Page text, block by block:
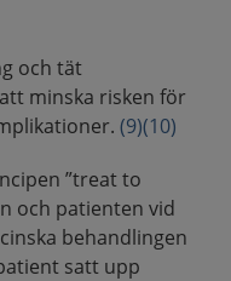
och tät
minska risken för
(9)(10)
”treat to
och patienten vid
behandlingen
satt upp